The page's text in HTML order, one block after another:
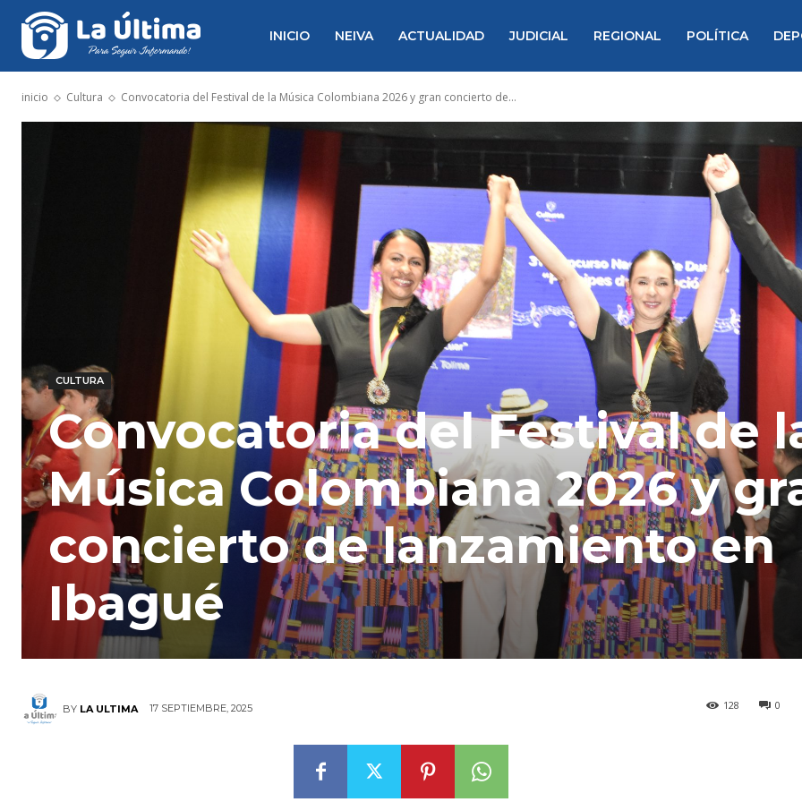
INICIO NEIVA ACTUALIDAD JUDICIAL REGIONAL POLÍTICA
inicio Cultura Convocatoria del Festival de la Música Colombiana 2026 y gran concierto de...
CULTURA
Convocatoria del Festival de
Música Colombiana 2026 y
concierto de lanzamiento en
Ibagué
BY LA ULTIMA 17 SEPTIEMBRE, 2025 0
128